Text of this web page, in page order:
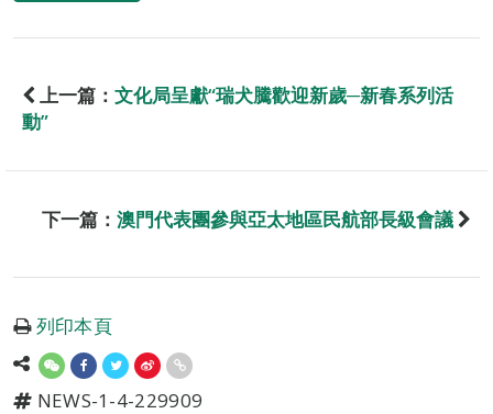
上一篇： 文化局呈獻“瑞犬騰歡迎新歲─新春系列活
動”
下一篇： 澳門代表團參與亞太地區民航部長級會議
列印本頁
NEWS-1-4-229909